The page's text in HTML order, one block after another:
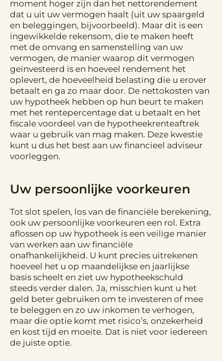
moment hoger zijn dan het nettorendement
dat u uit uw vermogen haalt (uit uw spaargeld
en beleggingen, bijvoorbeeld). Maar dit is een
ingewikkelde rekensom, die te maken heeft
met de omvang en samenstelling van uw
vermogen, de manier waarop dit vermogen
geïnvesteerd is en hoeveel rendement het
oplevert, de hoeveelheid belasting die u erover
betaalt en ga zo maar door. De nettokosten van
uw hypotheek hebben op hun beurt te maken
met het rentepercentage dat u betaalt en het
fiscale voordeel van de hypotheekrenteaftrek
waar u gebruik van mag maken. Deze kwestie
kunt u dus het best aan uw financieel adviseur
voorleggen.
Uw persoonlijke voorkeuren
Tot slot spelen, los van de financiële berekening,
ook uw persoonlijke voorkeuren een rol. Extra
aflossen op uw hypotheek is een veilige manier
van werken aan uw financiële
onafhankelijkheid. U kunt precies uitrekenen
hoeveel het u op maandelijkse en jaarlijkse
basis scheelt en ziet uw hypotheekschuld
steeds verder dalen. Ja, misschien kunt u het
geld beter gebruiken om te investeren of mee
te beleggen en zo uw inkomen te verhogen,
maar die optie komt met risico’s, onzekerheid
en kost tijd en moeite. Dat is niet voor iedereen
de juiste optie.